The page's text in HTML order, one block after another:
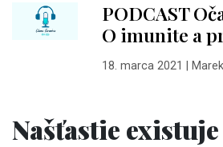
PODCAST
O imunite a
18. marca 2021
Našťastie